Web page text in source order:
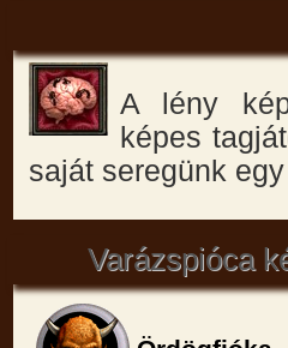
A lény
képes
saját seregünk
Varázspióca